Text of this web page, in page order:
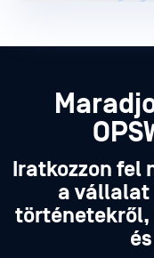
Iratkozzon fel
a vállalat
történetekről,